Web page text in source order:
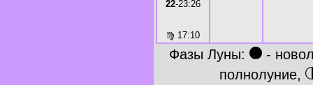
22-23:26
♍ 17:10
Фазы Луны: ● -
полнолуние,